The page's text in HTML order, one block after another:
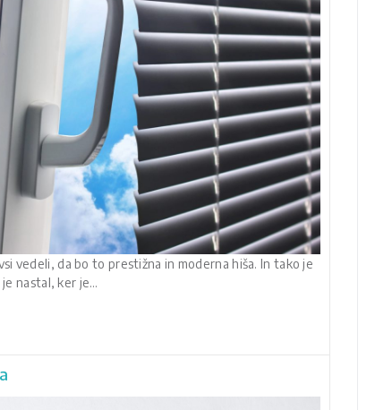
vedeli, da bo to prestižna in moderna hiša. In tako je
nastal, ker je…